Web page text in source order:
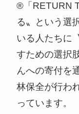
®︎「RETURN
る〟という選
いる人たちに
すための選択
んへの寄付を
林保全が行わ
っています。